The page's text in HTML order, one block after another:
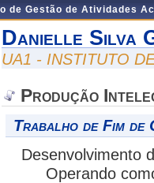
de Gestão de Atividades
Danielle Silva
UA1 - INSTITUTO
Produção
Trabalho de Fim de
Desenvolvimento
Operando